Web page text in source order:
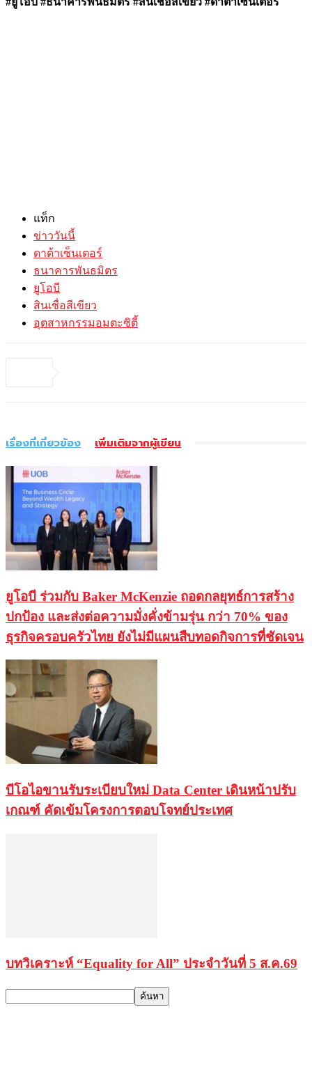
แท็ก
ข่าววันนี้
ดาต้าเซ็นเตอร์
ธนาคารพันธมิตร
ยูโอบี
สินเชื่อสีเขียว
อุตสาหกรรมอมตะซิตี้
เรื่องที่เกี่ยวข้อง เพิ่มเติมจากผู้เขียน
ยูโอบี ร่วมกับ Baker McKenzie ถอดกลยุทธ์การสร้าง
ปกป้อง และส่งต่อความมั่งคั่งข้ามรุ่น กว่า 70% ของ
ธุรกิจครอบครัวไทย ยังไม่มีแผนสืบทอดกิจการที่ชัดเจน
บีโอไอขานรับระเบียบใหม่ Data Center เดินหน้าปรับ
เกณฑ์ คัดเข้มโครงการตอบโจทย์ประเทศ
บทวิเคราะห์ “Equality for All” ประจำวันที่ 5 ส.ค.69